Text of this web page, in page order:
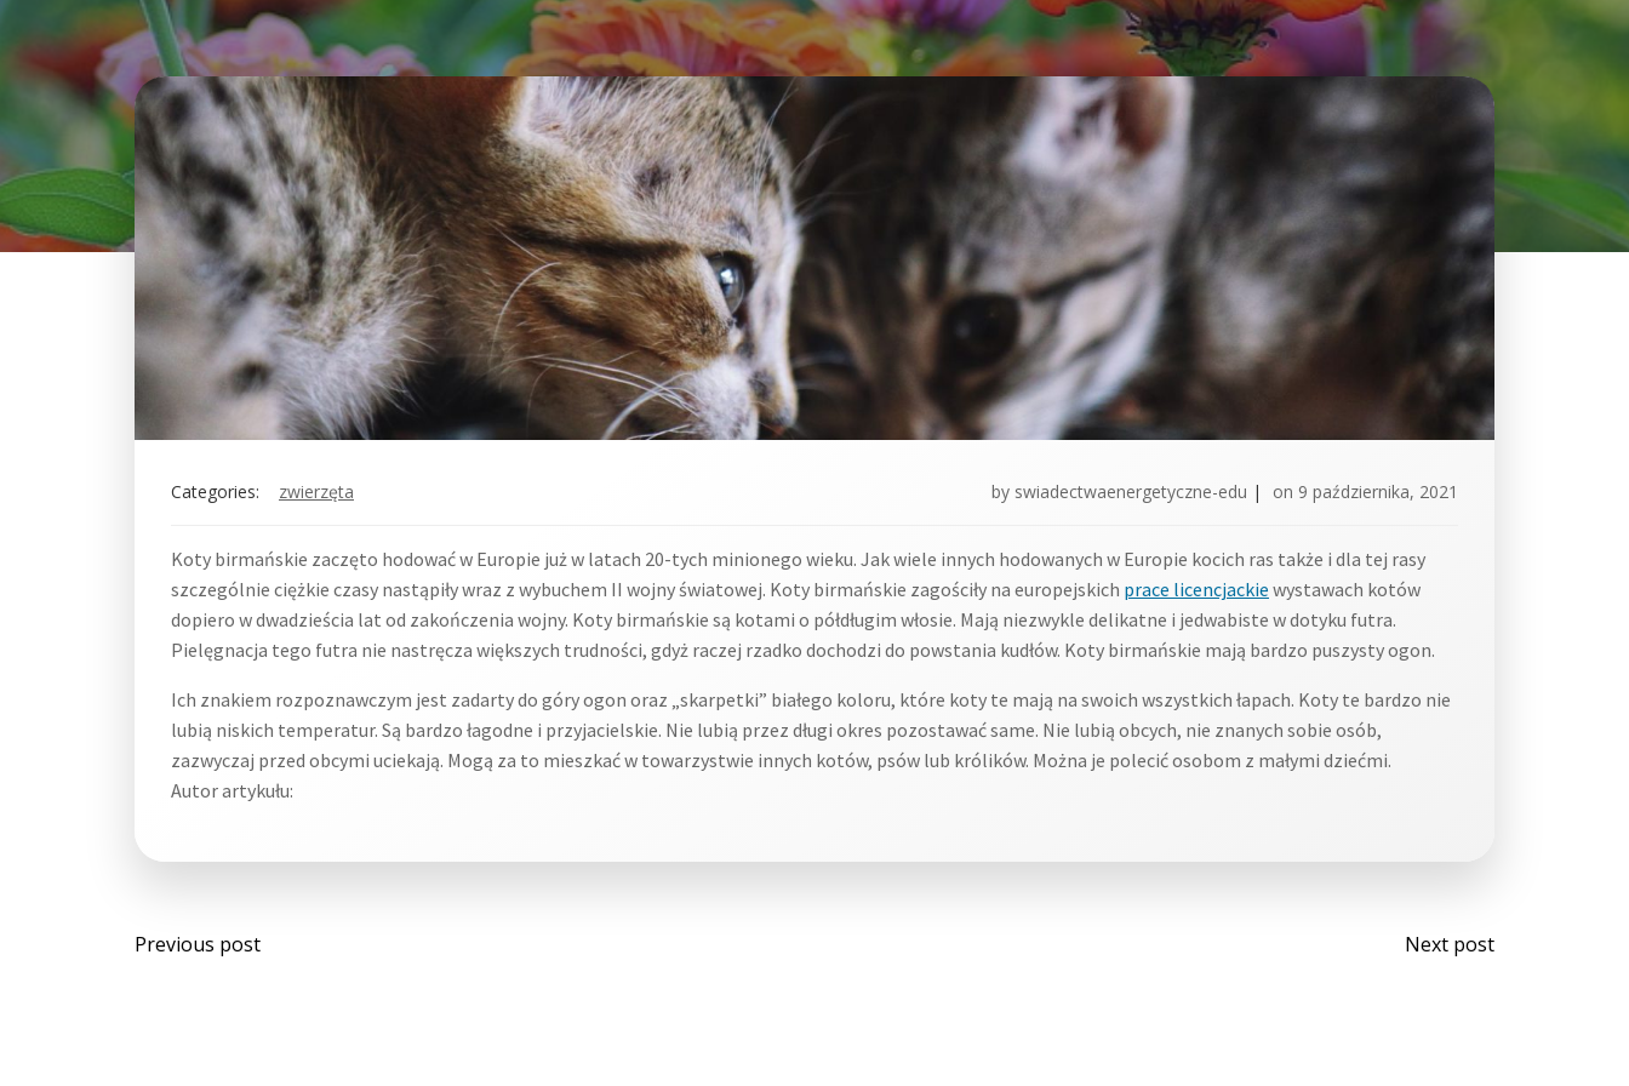
Categories: zwierzęta by swiadectwaenergetyczne-edu | on 9 października, 2021
Koty birmańskie zaczęto hodować w Europie już w latach 20-tych minionego wieku. Jak wiele innych hodowanych w Europie kocich ras także i dla tej rasy
szczególnie ciężkie czasy nastąpiły wraz z wybuchem II wojny światowej. Koty birmańskie zagościły na europejskich prace licencjackie wystawach kotów
dopiero w dwadzieścia lat od zakończenia wojny. Koty birmańskie są kotami o półdługim włosie. Mają niezwykle delikatne i jedwabiste w dotyku futra.
Pielęgnacja tego futra nie nastręcza większych trudności, gdyż raczej rzadko dochodzi do powstania kudłów. Koty birmańskie mają bardzo puszysty ogon.
Ich znakiem rozpoznawczym jest zadarty do góry ogon oraz „skarpetki” białego koloru, które koty te mają na swoich wszystkich łapach. Koty te bardzo nie
lubią niskich temperatur. Są bardzo łagodne i przyjacielskie. Nie lubią przez długi okres pozostawać same. Nie lubią obcych, nie znanych sobie osób,
zazwyczaj przed obcymi uciekają. Mogą za to mieszkać w towarzystwie innych kotów, psów lub królików. Można je polecić osobom z małymi dziećmi.
Autor artykułu:
Post
Previous post
Post
Next post